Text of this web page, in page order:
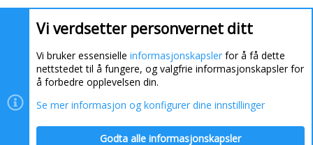
Informasjonskapsler Kontakt oss Hjelp
Vi verdsetter personvernet ditt
Vi bruker essensielle informasjonskapsler for å få dette
nettstedet til å fungere, og valgfrie informasjonskapsler for
å forbedre opplevelsen din.
Se mer informasjon og konfigurer dine innstillinger
Godta alle informasjonskapsler